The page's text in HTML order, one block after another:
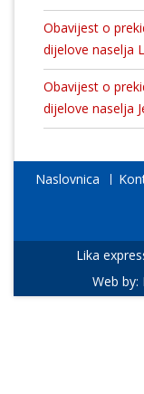
Obavijest o
dijelove naselja
Obavijest o
dijelove naselja
Naslovnica
Lika
Web by: